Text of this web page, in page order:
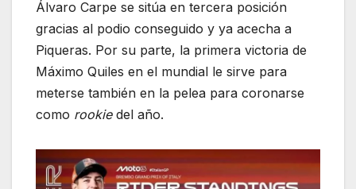
Álvaro Carpe se sitúa en tercera posición
gracias al podio conseguido y ya acecha a
Piqueras. Por su parte, la primera victoria de
Máximo Quiles en el mundial le sirve para
meterse también en la pelea para coronarse
como rookiedel año.